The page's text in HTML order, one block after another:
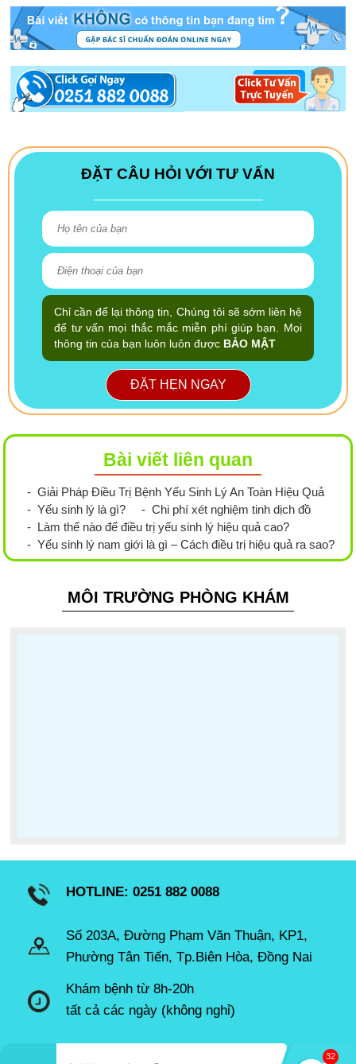
ĐẶT CÂU HỎI VỚI TƯ VẤN
Chỉ cần để lại thông tin, Chúng tôi sẽ sớm liên hệ
để tư vấn mọi thắc mắc miễn phí giúp bạn. Mọi
thông tin của bạn luôn luôn được BẢO MẬT
ĐẶT HẸN NGAY
Bài viết liên quan
- Giải Pháp Điều Trị Bệnh Yếu Sinh Lý An Toàn Hiệu Quả
- Yếu sinh lý là gì?
- Chi phí xét nghiệm tinh dịch đồ
- Làm thế nào để điều trị yếu sinh lý hiệu quả cao?
- Yếu sinh lý nam giới là gì – Cách điều trị hiệu quả ra sao?
MÔI TRƯỜNG PHÒNG KHÁM
HOTLINE: 0251 882 0088
Số 203A, Đường Phạm Văn Thuận, KP1,
Phường Tân Tiến, Tp.Biên Hòa, Đồng Nai
Khám bệnh từ 8h-20h
tất cả các ngày (không nghỉ)
45